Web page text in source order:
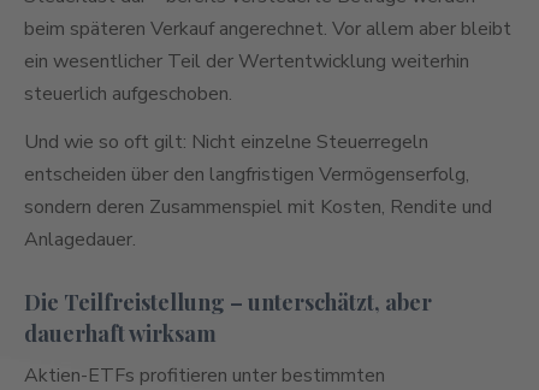
beim späteren Verkauf angerechnet. Vor allem aber bleibt
ein wesentlicher Teil der Wertentwicklung weiterhin
steuerlich aufgeschoben.
Und wie so oft gilt: Nicht einzelne Steuerregeln
entscheiden über den langfristigen Vermögenserfolg,
sondern deren Zusammenspiel mit Kosten, Rendite und
Anlagedauer.
Die Teilfreistellung – unterschätzt, aber
dauerhaft wirksam
Aktien-ETFs profitieren unter bestimmten